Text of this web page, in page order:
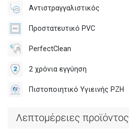
Αντιστραγγαλιστικός
Προστατευτικό PVC
PerfectClean
2 χρόνια εγγύηση
Πιστοποιητικό Υγιεινής PZH
Λεπτομέρειες προϊόντος